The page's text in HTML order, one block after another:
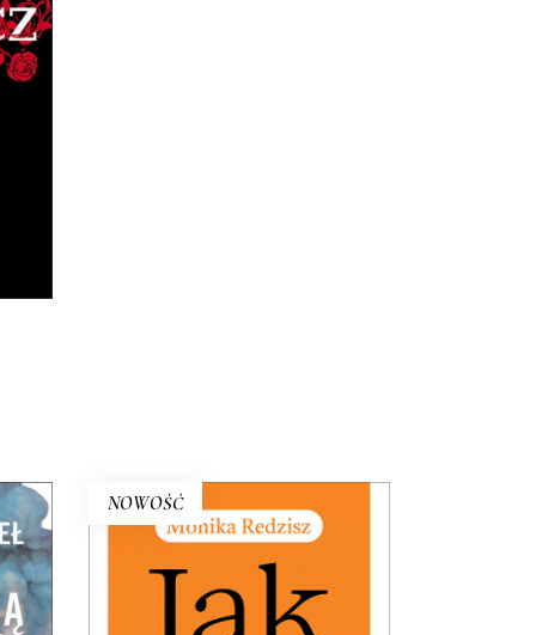
ma
od
NOWOŚĆ
JAK ŻYĆ Z „TOKSYCZNĄ”